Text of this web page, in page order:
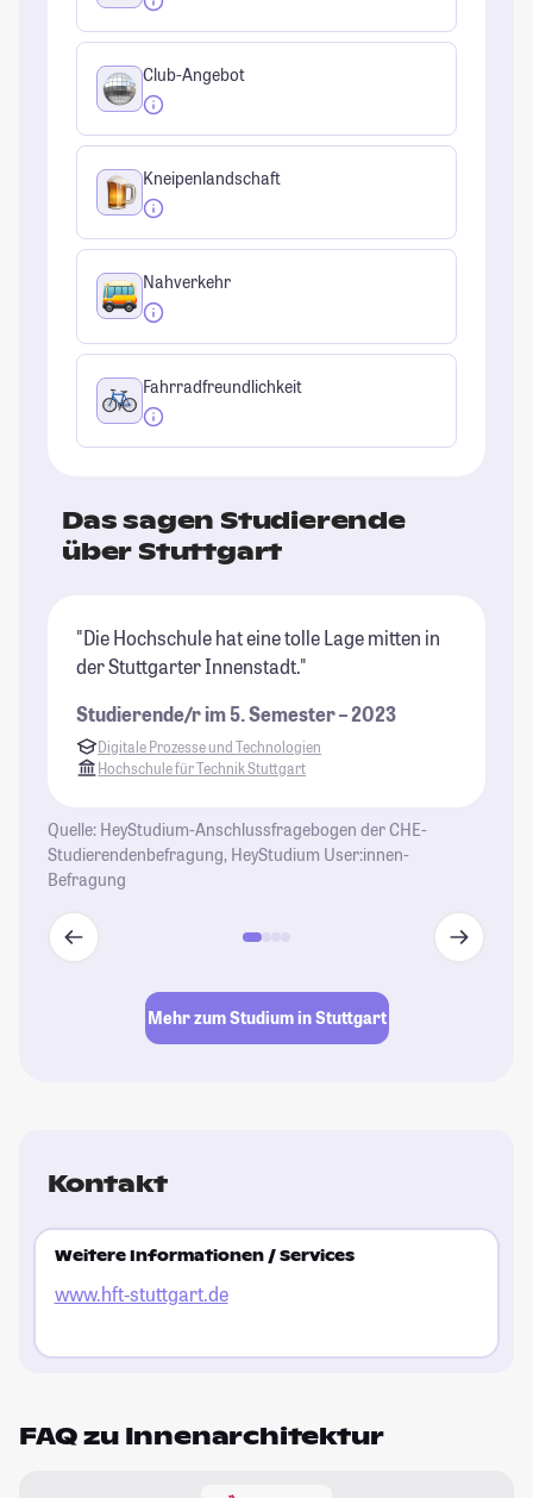
Club-Angebot
Kneipenlandschaft
Nahverkehr
Fahrradfreundlichkeit
Das sagen Studierende
über Stuttgart
"Die Hochschule hat eine tolle Lage mitten in
der Stuttgarter Innenstadt."
Studierende/r im 5. Semester – 2023
Digitale Prozesse und Technologien
Hochschule für Technik Stuttgart
Quelle: HeyStudium-Anschlussfragebogen der CHE-
Studierendenbefragung, HeyStudium User:innen-
Befragung
Mehr zum Studium in Stuttgart
Kontakt
Weitere Informationen / Services
www.hft-stuttgart.de
FAQ zu Innenarchitektur